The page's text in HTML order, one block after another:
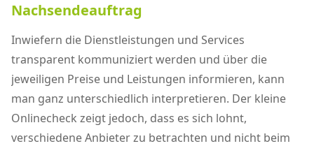
Nachsendeauftrag
Inwiefern die Dienstleistungen und Services
transparent kommuniziert werden und über die
jeweiligen Preise und Leistungen informieren, kann
man ganz unterschiedlich interpretieren. Der kleine
Onlinecheck zeigt jedoch, dass es sich lohnt,
verschiedene Anbieter zu betrachten und nicht beim